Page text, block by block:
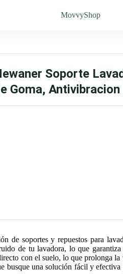
MovvyShop
Soporte
Goma,
de soportes y repuestos para
de tu lavadora, lo que
con el suelo, lo que prolonga
busque una solución fácil y